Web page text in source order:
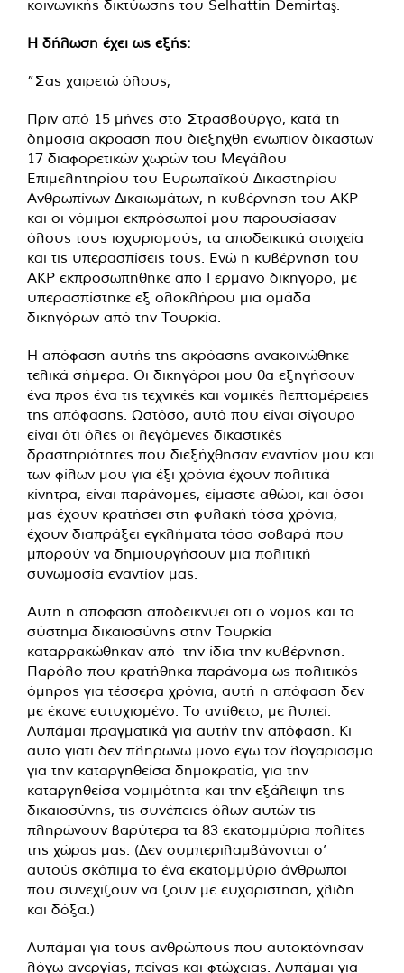
κοινωνικής δικτύωσης του Selhattin Demirtaş.
Η δήλωση έχει ως εξής:
”Σας χαιρετώ όλους,
Πριν από 15 μήνες στο Στρασβούργο, κατά τη
δημόσια ακρόαση που διεξήχθη ενώπιον δικαστών
17 διαφορετικών χωρών του Μεγάλου
Επιμελητηρίου του Ευρωπαϊκού Δικαστηρίου
Ανθρωπίνων Δικαιωμάτων, η κυβέρνηση του AKP
και οι νόμιμοι εκπρόσωποί μου παρουσίασαν
όλους τους ισχυρισμούς, τα αποδεικτικά στοιχεία
και τις υπερασπίσεις τους. Ενώ η κυβέρνηση του
AKP εκπροσωπήθηκε από Γερμανό δικηγόρο, με
υπερασπίστηκε εξ ολοκλήρου μια ομάδα
δικηγόρων από την Τουρκία.
Η απόφαση αυτής της ακρόασης ανακοινώθηκε
τελικά σήμερα. Οι δικηγόροι μου θα εξηγήσουν
ένα προς ένα τις τεχνικές και νομικές λεπτομέρειες
της απόφασης. Ωστόσο, αυτό που είναι σίγουρο
είναι ότι όλες οι λεγόμενες δικαστικές
δραστηριότητες που διεξήχθησαν εναντίον μου και
των φίλων μου για έξι χρόνια έχουν πολιτικά
κίνητρα, είναι παράνομες, είμαστε αθώοι, και όσοι
μας έχουν κρατήσει στη φυλακή τόσα χρόνια,
έχουν διαπράξει εγκλήματα τόσο σοβαρά που
μπορούν να δημιουργήσουν μια πολιτική
συνωμοσία εναντίον μας.
Αυτή η απόφαση αποδεικνύει ότι ο νόμος και το
σύστημα δικαιοσύνης στην Τουρκία
καταρρακώθηκαν από την ίδια την κυβέρνηση.
Παρόλο που κρατήθηκα παράνομα ως πολιτικός
όμηρος για τέσσερα χρόνια, αυτή η απόφαση δεν
με έκανε ευτυχισμένο. Το αντίθετο, με λυπεί.
Λυπάμαι πραγματικά για αυτήν την απόφαση. Κι
αυτό γιατί δεν πληρώνω μόνο εγώ τον λογαριασμό
για την καταργηθείσα δημοκρατία, για την
καταργηθείσα νομιμότητα και την εξάλειψη της
δικαιοσύνης, τις συνέπειες όλων αυτών τις
πληρώνουν βαρύτερα τα 83 εκατομμύρια πολίτες
της χώρας μας. (Δεν συμπεριλαμβάνονται σ’
αυτούς σκόπιμα το ένα εκατομμύριο άνθρωποι
που συνεχίζουν να ζουν με ευχαρίστηση, χλιδή
και δόξα.)
Λυπάμαι για τους ανθρώπους που αυτοκτόνησαν
λόγω ανεργίας, πείνας και φτώχειας. Λυπάμαι για